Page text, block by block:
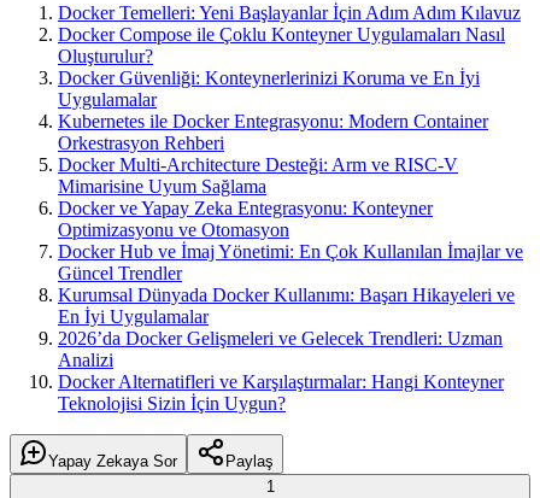
Docker Temelleri: Yeni Başlayanlar İçin Adım Adım Kılavuz
Docker Compose ile Çoklu Konteyner Uygulamaları Nasıl
Oluşturulur?
Docker Güvenliği: Konteynerlerinizi Koruma ve En İyi
Uygulamalar
Kubernetes ile Docker Entegrasyonu: Modern Container
Orkestrasyon Rehberi
Docker Multi-Architecture Desteği: Arm ve RISC-V
Mimarisine Uyum Sağlama
Docker ve Yapay Zeka Entegrasyonu: Konteyner
Optimizasyonu ve Otomasyon
Docker Hub ve İmaj Yönetimi: En Çok Kullanılan İmajlar ve
Güncel Trendler
Kurumsal Dünyada Docker Kullanımı: Başarı Hikayeleri ve
En İyi Uygulamalar
2026’da Docker Gelişmeleri ve Gelecek Trendleri: Uzman
Analizi
Docker Alternatifleri ve Karşılaştırmalar: Hangi Konteyner
Teknolojisi Sizin İçin Uygun?
Yapay Zekaya Sor
Paylaş
1